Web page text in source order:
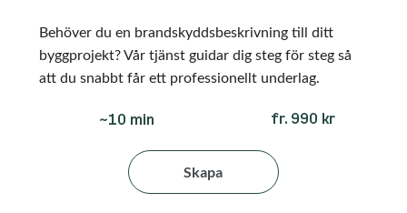
Behöver du en brandskyddsbeskrivning till ditt
byggprojekt? Vår tjänst guidar dig steg för steg så
att du snabbt får ett professionellt underlag.
~10 min
Skapa
fr. 990 kr